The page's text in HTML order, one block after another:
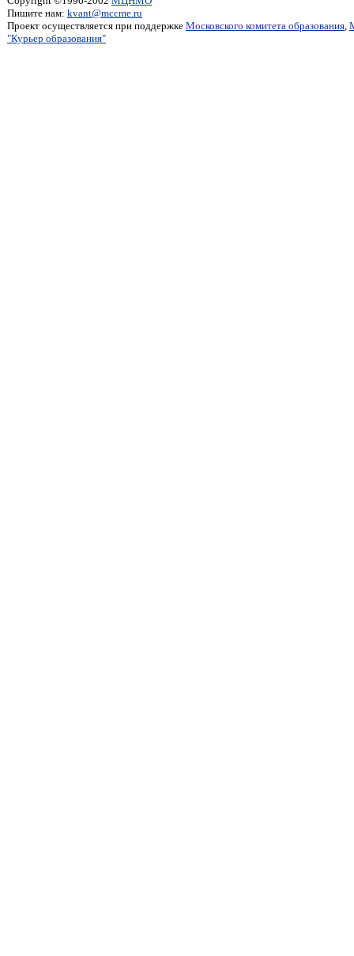
Пишите нам: kvant@mccme.ru
Проект осуществляется при поддержке Московского комитета образования,
"Курьер образования"